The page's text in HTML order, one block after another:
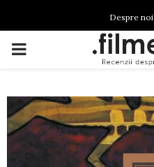
Despre noi
PRIMARY